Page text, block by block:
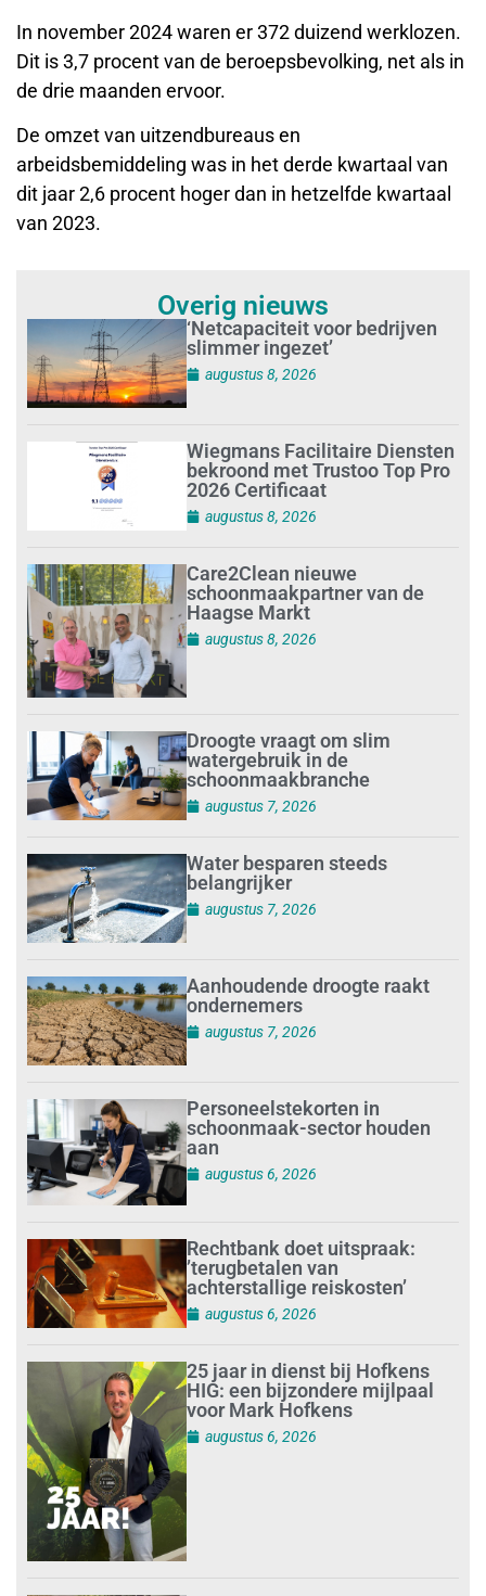
In november 2024 waren er 372 duizend werklozen.
Dit is 3,7 procent van de beroepsbevolking, net als in
de drie maanden ervoor.
De omzet van uitzendbureaus en
arbeidsbemiddeling was in het derde kwartaal van
dit jaar 2,6 procent hoger dan in hetzelfde kwartaal
van 2023.
Overig nieuws
‘Netcapaciteit voor bedrijven
slimmer ingezet’
augustus 8, 2026
Wiegmans Facilitaire Diensten
bekroond met Trustoo Top Pro
2026 Certificaat
augustus 8, 2026
Care2Clean nieuwe
schoonmaakpartner van de
Haagse Markt
augustus 8, 2026
Droogte vraagt om slim
watergebruik in de
schoonmaakbranche
augustus 7, 2026
Water besparen steeds
belangrijker
augustus 7, 2026
Aanhoudende droogte raakt
ondernemers
augustus 7, 2026
Personeelstekorten in
schoonmaak-sector houden
aan
augustus 6, 2026
Rechtbank doet uitspraak:
’terugbetalen van
achterstallige reiskosten’
augustus 6, 2026
25 jaar in dienst bij Hofkens
HIG: een bijzondere mijlpaal
voor Mark Hofkens
augustus 6, 2026